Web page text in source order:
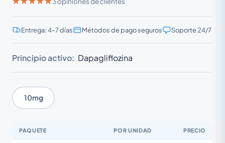
Entrega: 4–7 días Métodos de pago seguros Soporte 24/7
Principio activo: Dapagliflozina
10mg
PAQUETE POR UNIDAD PRECIO